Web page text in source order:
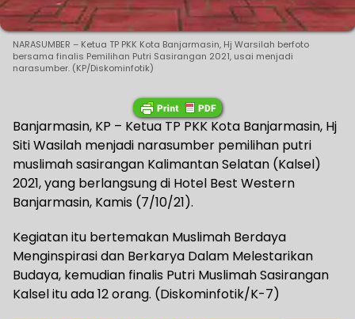
NARASUMBER – Ketua TP PKK Kota Banjarmasin, Hj Warsilah berfoto
bersama finalis Pemilihan Putri Sasirangan 2021, usai menjadi
narasumber. (KP/Diskominfotik)
Banjarmasin, KP – Ketua TP PKK Kota Banjarmasin, Hj
Siti Wasilah menjadi narasumber pemilihan putri
muslimah sasirangan Kalimantan Selatan (Kalsel)
2021, yang berlangsung di Hotel Best Western
Banjarmasin, Kamis (7/10/21).
Kegiatan itu bertemakan Muslimah Berdaya
Menginspirasi dan Berkarya Dalam Melestarikan
Budaya, kemudian finalis Putri Muslimah Sasirangan
Kalsel itu ada 12 orang. (Diskominfotik/K-7)